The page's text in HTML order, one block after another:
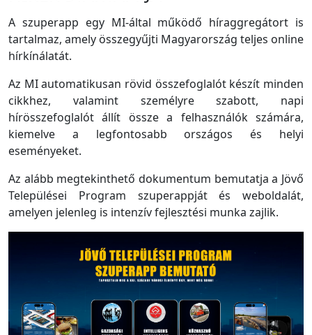
A szuperapp egy MI-által működő híraggregátort is
tartalmaz, amely összegyűjti Magyarország teljes online
hírkínálatát.
Az MI automatikusan rövid összefoglalót készít minden
cikkhez, valamint személyre szabott, napi
hírösszefoglalót állít össze a felhasználók számára,
kiemelve a legfontosabb országos és helyi
eseményeket.
Az alább megtekinthető dokumentum bemutatja a Jövő
Települései Program szuperappját és weboldalát,
amelyen jelenleg is intenzív fejlesztési munka zajlik.